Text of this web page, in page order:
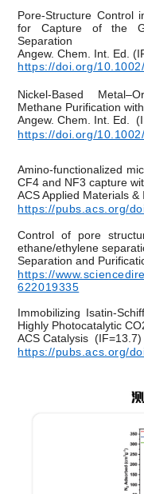
Pore-Structure Control
for Capture of the
Separation
Angew. Chem. Int. Ed.
https://doi.org/
Nickel-Based
Methane Purification
Angew. Chem. Int. Ed.
https://doi.org/
Amino-functionalized
CF4 and NF3 capture
ACS Applied Materials &
https://pubs.acs.org/
Control of pore
ethane/ethylene
Separation and
https://
622019335
Immobilizing Isatin-
Highly Photocatalytic
ACS Catalysis (IF=13.7)
https://pubs.acs.org/